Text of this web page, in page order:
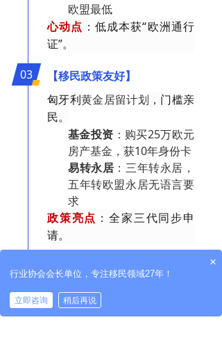
欧盟最低
心动点 ：低成本获“欧洲通行
证”。
03
【移民政策友好】
匈牙利黄金居留计划 ，门槛亲
民。
基金投资 ： 购买25万欧元
房产基金，获10年身份卡
易转永居 ：三年转永居，
五年转欧盟永居无语言要
求
政策亮点 ：全家三代同步申
请。
04
【战略枢纽】
作为“欧洲心脏”，匈牙利连接
西欧与东欧市场。
×
行业协会会长单位，专注移民领域27年！
立即咨询 稍后再说